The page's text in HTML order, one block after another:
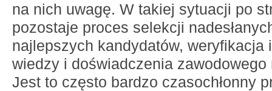
na nich uwagę. W takiej sytuacji po
pozostaje proces selekcji
najlepszych kandydatów, weryfikacja
wiedzy i doświadczenia
Jest to często bardzo czasochłonny